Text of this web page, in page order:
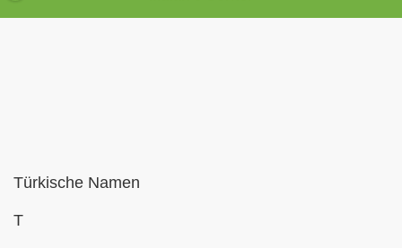
Türkische Namen
T
Orients